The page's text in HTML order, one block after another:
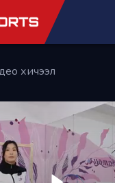
хичээл
PLUS+
Т.Цэрэндулам